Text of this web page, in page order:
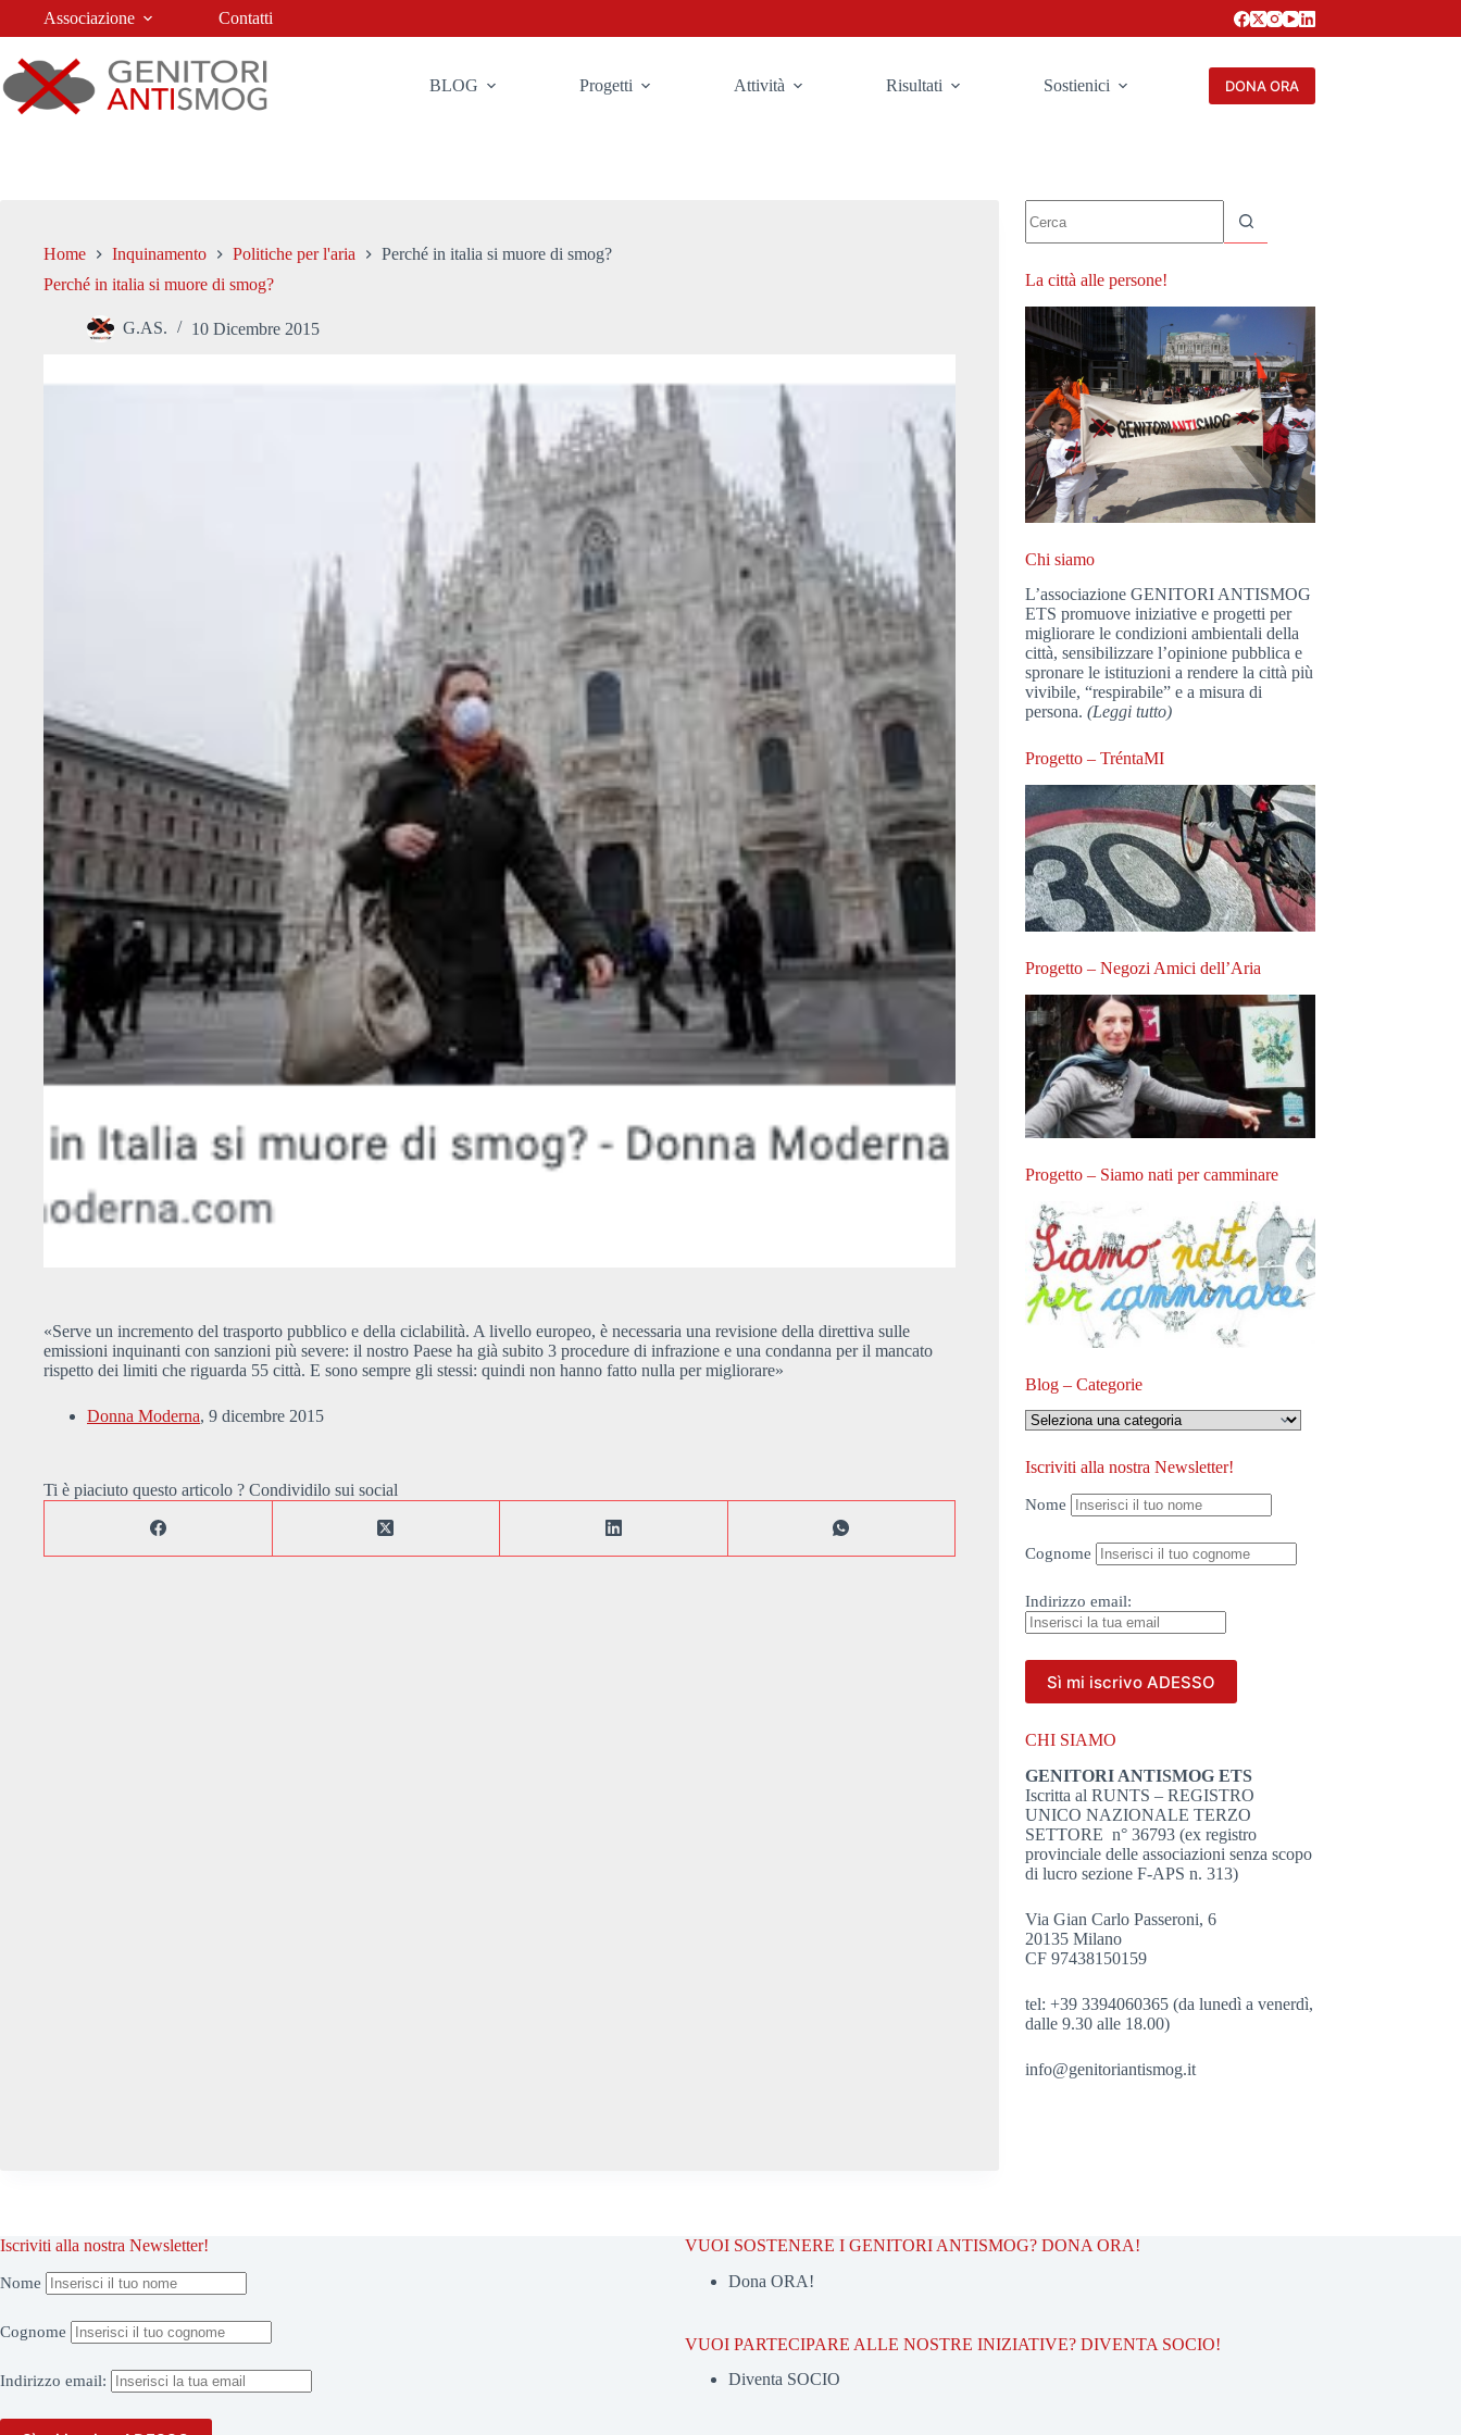
Associazione Contatti
BLOG Progetti Attività Risultati Sostienici DONA ORA
Home Inquinamento Politiche per l'aria
Perché in italia si muore di smog?
Perché in italia si muore di smog?
G.AS. 10 Dicembre 2015
«Serve un incremento del trasporto pubblico e della ciclabilità. A livello europeo, è necessaria una revisione della direttiva sulle
emissioni inquinanti con sanzioni più severe: il nostro Paese ha già subito 3 procedure di infrazione e una condanna per il mancato
rispetto dei limiti che riguarda 55 città. E sono sempre gli stessi: quindi non hanno fatto nulla per migliorare»
Donna Moderna, 9 dicembre 2015
Ti è piaciuto questo articolo ? Condividilo sui social
risultato
La città alle persone!
Chi siamo
L’associazione GENITORI ANTISMOG
ETS promuove iniziative e progetti per
migliorare le condizioni ambientali della
città, sensibilizzare l’opinione pubblica e
spronare le istituzioni a rendere la città più
vivibile, “respirabile” e a misura di
persona.(Leggi tutto)
Progetto – TréntaMI
Progetto – Negozi Amici dell’Aria
Progetto – Siamo nati per camminare
Blog – Categorie
Blog
–
Iscriviti alla nostra Newsletter!
Nome
Cognome
Indirizzo email:
CHI SIAMO
GENITORI ANTISMOG ETS
Iscritta al RUNTS – REGISTRO
UNICO NAZIONALE TERZO
SETTORE n° 36793 (ex registro
provinciale delle associazioni senza scopo
di lucro sezione F-APS n. 313)
Via Gian Carlo Passeroni, 6
20135 Milano
CF 97438150159
tel: +39 3394060365 (da lunedì a venerdì,
dalle 9.30 alle 18.00)
info@genitoriantismog.it
Iscriviti alla nostra Newsletter!
Nome
Cognome
Indirizzo email:
VUOI SOSTENERE I GENITORI ANTISMOG? DONA ORA!
Dona ORA!
VUOI PARTECIPARE ALLE NOSTRE INIZIATIVE? DIVENTA SOCIO!
Diventa SOCIO